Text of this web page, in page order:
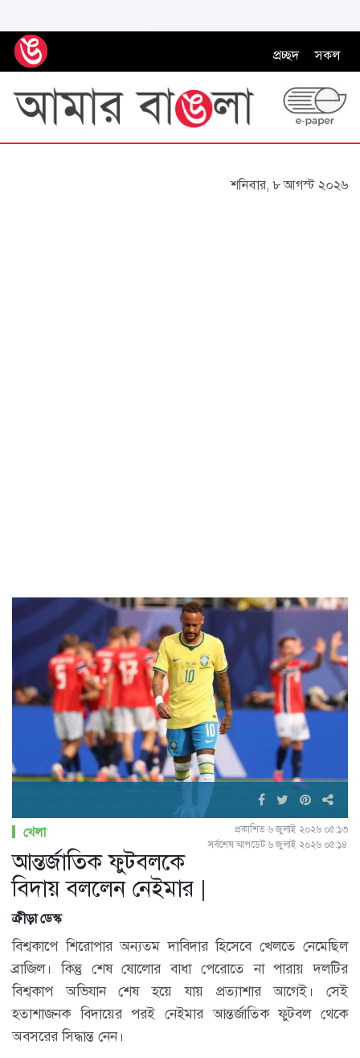
প্রচ্ছদ সকল
শনিবার, ৮ আগস্ট ২০২৬
খেলা
প্রকাশিত ৬ জুলাই ২০২৬ ০৫:১৩
সর্বশেষ আপডেট ৬ জুলাই ২০২৬ ০৫:১৪
আন্তর্জাতিক ফুটবলকে
বিদায় বললেন নেইমার |
ক্রীড়া ডেস্ক
বিশ্বকাপে শিরোপার অন্যতম দাবিদার হিসেবে খেলতে নেমেছিল
ব্রাজিল। কিন্তু শেষ ষোলোর বাধা পেরোতে না পারায় দলটির
বিশ্বকাপ অভিযান শেষ হয়ে যায় প্রত্যাশার আগেই। সেই
হতাশাজনক বিদায়ের পরই নেইমার আন্তর্জাতিক ফুটবল থেকে
অবসরের সিদ্ধান্ত নেন।